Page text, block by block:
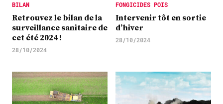
BILAN
Retrouvez le bilan de la
surveillance sanitaire de
cet été 2024 !
28/10/2024
FONGICIDES POIS
Intervenir tôt en sortie
d’hiver
28/10/2024